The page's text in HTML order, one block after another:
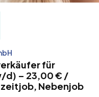
für
d) – 23,00 € /
Nebenjob